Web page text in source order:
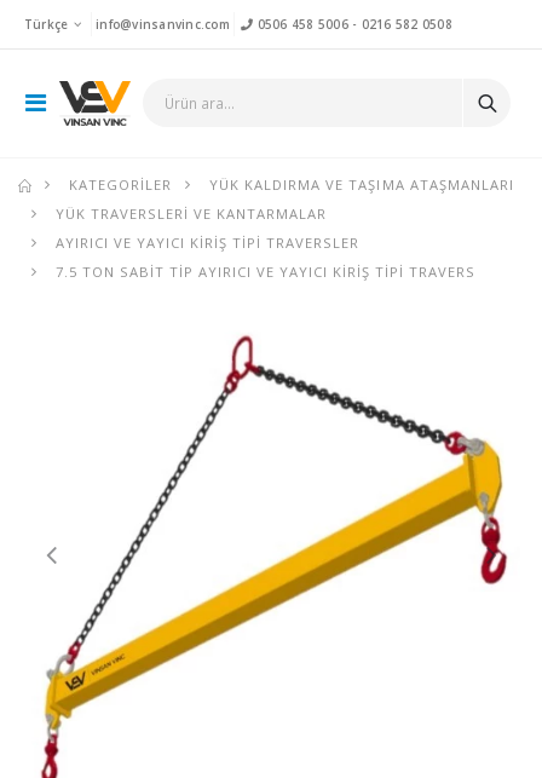
Türkçe info@vinsanvinc.com 0506 458 5006- 0216 582 0508
KATEGORILER
YÜK KALDIRMA VE TAŞIMA ATAŞMANLARI
YÜK TRAVERSLERI VE KANTARMALAR
AYIRICI VE YAYICI KIRIŞ TIPI TRAVERSLER
7.5 TON SABIT TIP AYIRICI VE YAYICI KIRIŞ TIPI TRAVERS